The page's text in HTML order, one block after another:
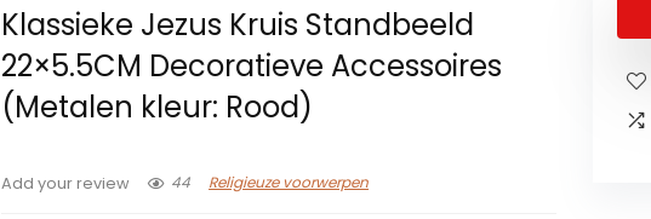
Klassieke Jezus Kruis Standbeeld
22×5.5CM Decoratieve Accessoires
(Metalen kleur: Rood)
Add your review 44 Religieuze voorwerpen